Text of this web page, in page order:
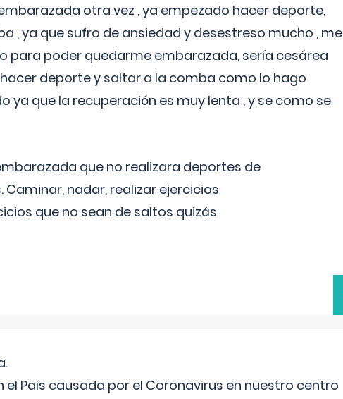
otra vez , ya empezado hacer deporte,
, ya que sufro de ansiedad y desestreso mucho , me
para poder quedarme embarazada, sería cesárea
deporte y saltar a la comba como lo hago
que la recuperación es muy lenta , y se como se
que no realizara deportes de
nadar, realizar ejercicios
que no sean de saltos quizás
el País causada por el Coronavirus en nuestro centro